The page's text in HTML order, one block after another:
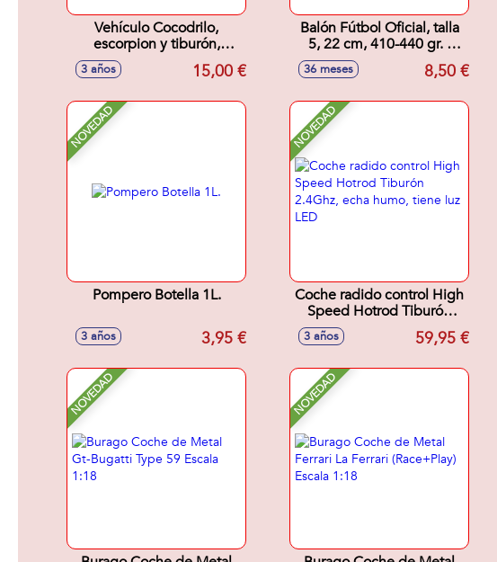
Vehículo Cocodrilo,
escorpion y tiburón,
movimiento zigzag con
luces y sonidos mod. sdos.
3 años 15,00 €
Balón Fútbol Oficial, talla
5, 22 cm, 410-440 gr. -
Modelos surtidos
36 meses 8,50 €
NOVEDAD
Pompero Botella 1L.
3 años 3,95 €
NOVEDAD
Coche radido control High
Speed Hotrod Tiburón
2.4Ghz, echa humo, tiene
3 años 59,95 €
NOVEDAD NOVEDAD